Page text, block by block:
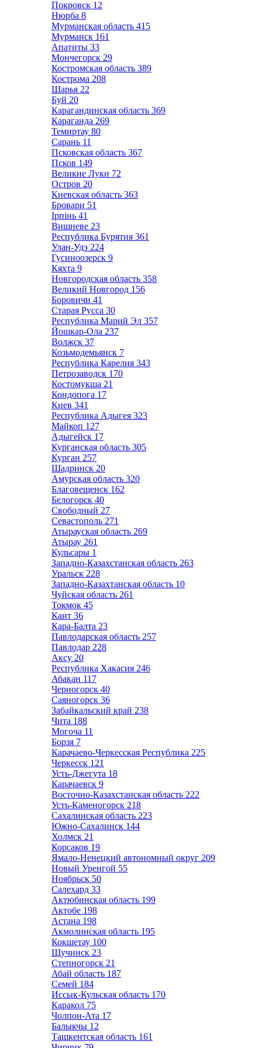
Покровск 12
Нюрба 8
Мурманская область 415
Мурманск 161
Апатиты 33
Мончегорск 29
Костромская область 389
Кострома 208
Шарья 22
Буй 20
Карагандинская область 369
Караганда 269
Темиртау 80
Сарань 11
Псковская область 367
Псков 149
Великие Луки 72
Остров 20
Киевская область 363
Бровари 51
Ірпінь 41
Вишневе 23
Республика Бурятия 361
Улан-Удэ 224
Гусиноозерск 9
Кяхта 9
Новгородская область 358
Великий Новгород 156
Боровичи 41
Старая Русса 30
Республика Марий Эл 357
Йошкар-Ола 237
Волжск 37
Козьмодемьянск 7
Республика Карелия 343
Петрозаводск 170
Костомукша 21
Кондопога 17
Киев 341
Республика Адыгея 323
Майкоп 127
Адыгейск 17
Курганская область 305
Курган 257
Шадринск 20
Амурская область 320
Благовещенск 162
Белогорск 40
Свободный 27
Севастополь 271
Атырауская область 269
Атырау 261
Кульсары 1
Западно-Казахстанская область 263
Уральск 228
Западно-Казахтанская область 10
Чуйская область 261
Токмок 45
Кант 36
Кара-Балта 23
Павлодарская область 257
Павлодар 228
Аксу 20
Республика Хакасия 246
Абакан 117
Черногорск 40
Саяногорск 36
Забайкальский край 238
Чита 188
Могоча 11
Борзя 7
Карачаево-Черкесская Республика 225
Черкесск 121
Усть-Джегута 18
Карачаевск 9
Восточно-Казахстанская область 222
Усть-Каменогорск 218
Сахалинская область 223
Южно-Сахалинск 144
Холмск 21
Корсаков 19
Ямало-Ненецкий автономный округ 209
Новый Уренгой 55
Ноябрьск 50
Салехард 33
Актюбинская область 199
Актобе 198
Астана 198
Акмолинская область 195
Кокшетау 100
Щучинск 23
Степногорск 21
Абай область 187
Семей 184
Иссык-Кульская область 170
Каракол 75
Чолпон-Ата 17
Балыкчы 12
Ташкентская область 161